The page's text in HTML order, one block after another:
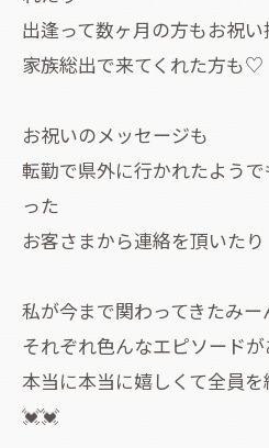
出逢って数ヶ月の方もお祝
家族総出で来てくれた方も♡
お祝いのメッセージも
転勤で県外に行かれたよう
った
お客さまから連絡を頂いたり
私が今まで関わってきたみー
それぞれ色んなエピソードが
本当に本当に嬉しくて全員
💓💓